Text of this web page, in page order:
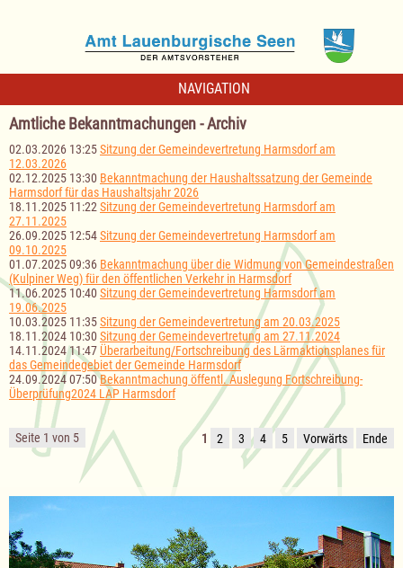
NAVIGATION
Amtliche Bekanntmachungen - Archiv
02.03.2026 13:25Sitzung der Gemeindevertretung Harmsdorf am
12.03.2026
02.12.2025 13:30 Bekanntmachung der Haushaltssatzung der Gemeinde
Harmsdorf für das Haushaltsjahr 2026
18.11.2025 11:22 Sitzung der Gemeindevertretung Harmsdorf am
27.11.2025
26.09.2025 12:54Sitzung der Gemeindevertretung Harmsdorf am
09.10.2025
01.07.2025 09:36 Bekanntmachung über die Widmung von Gemeindestraßen
(Kulpiner Weg) für den öffentlichen Verkehr in Harmsdorf
11.06.2025 10:40 Sitzung der Gemeindevertretung Harmsdorf am
19.06.2025
10.03.2025 11:35Sitzung der Gemeindevertretung am 20.03.2025
18.11.2024 10:30 Sitzung der Gemeindevertretung am 27.11.2024
14.11.2024 11:47 Überarbeitung/Fortschreibung des Lärmaktionsplanes für
das Gemeindegebiet der Gemeinde Harmsdorf
24.09.2024 07:50Bekanntmachung öffentl. Auslegung Fortschreibung-
Überprüfung2024 LAP Harmsdorf
Seite 1 von 5 1 2 3 4 5 Vorwärts Ende